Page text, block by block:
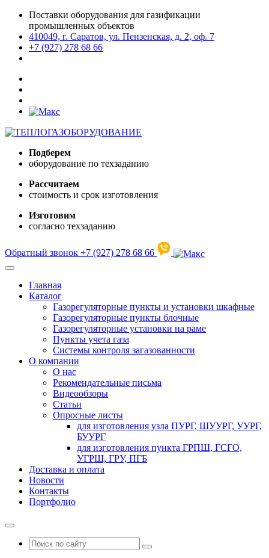
Поставки оборудования для газификации
промышленных объектов
410049, г. Саратов, ул. Пензенская, д. 2, оф. 7
+7 (927) 278 68 66
Подберем
оборудование по техзаданию
Рассчитаем
стоимость и срок изготовления
Изготовим
согласно техзаданию
Обратный звонок +7 (927) 278 68 66
Главная
Каталог
Газорегуляторные пункты и установки шкафные
Газорегуляторные пункты блочные
Газорегуляторные установки на раме
Пункты учета газа
Системы контроля загазованности
О компании
О нас
Рекомендательные письма
Видеообзоры
Статьи
Опросные листы
для изготовления узла ПУРГ, ШУУРГ, УУРГ,
БУУРГ
для изготовления пункта ГРПШ, ГСГО,
УГРШ, ГРУ, ПГБ
Доставка и оплата
Новости
Контакты
Портфолио